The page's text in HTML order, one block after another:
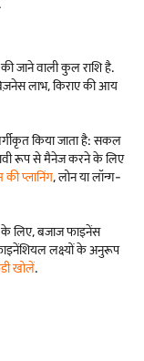
की जाने वाली कुल राशि है.
लाभ, किराए की आय
किया जाता है: सकल
रूप से मैनेज करने के लिए
प्लानिंग, लोन या लॉन्ग-
लिए, बजाज फाइनेंस
लक्ष्यों के अनुरूप
खोलें.